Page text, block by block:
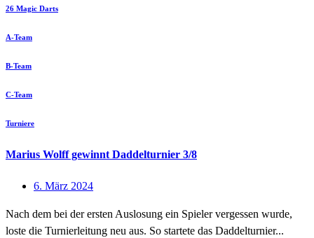
26 Magic Darts
A-Team
B-Team
C-Team
Turniere
Marius Wolff gewinnt Daddelturnier 3/8
6. März 2024
Nach dem bei der ersten Auslosung ein Spieler vergessen wurde,
loste die Turnierleitung neu aus. So startete das Daddelturnier...